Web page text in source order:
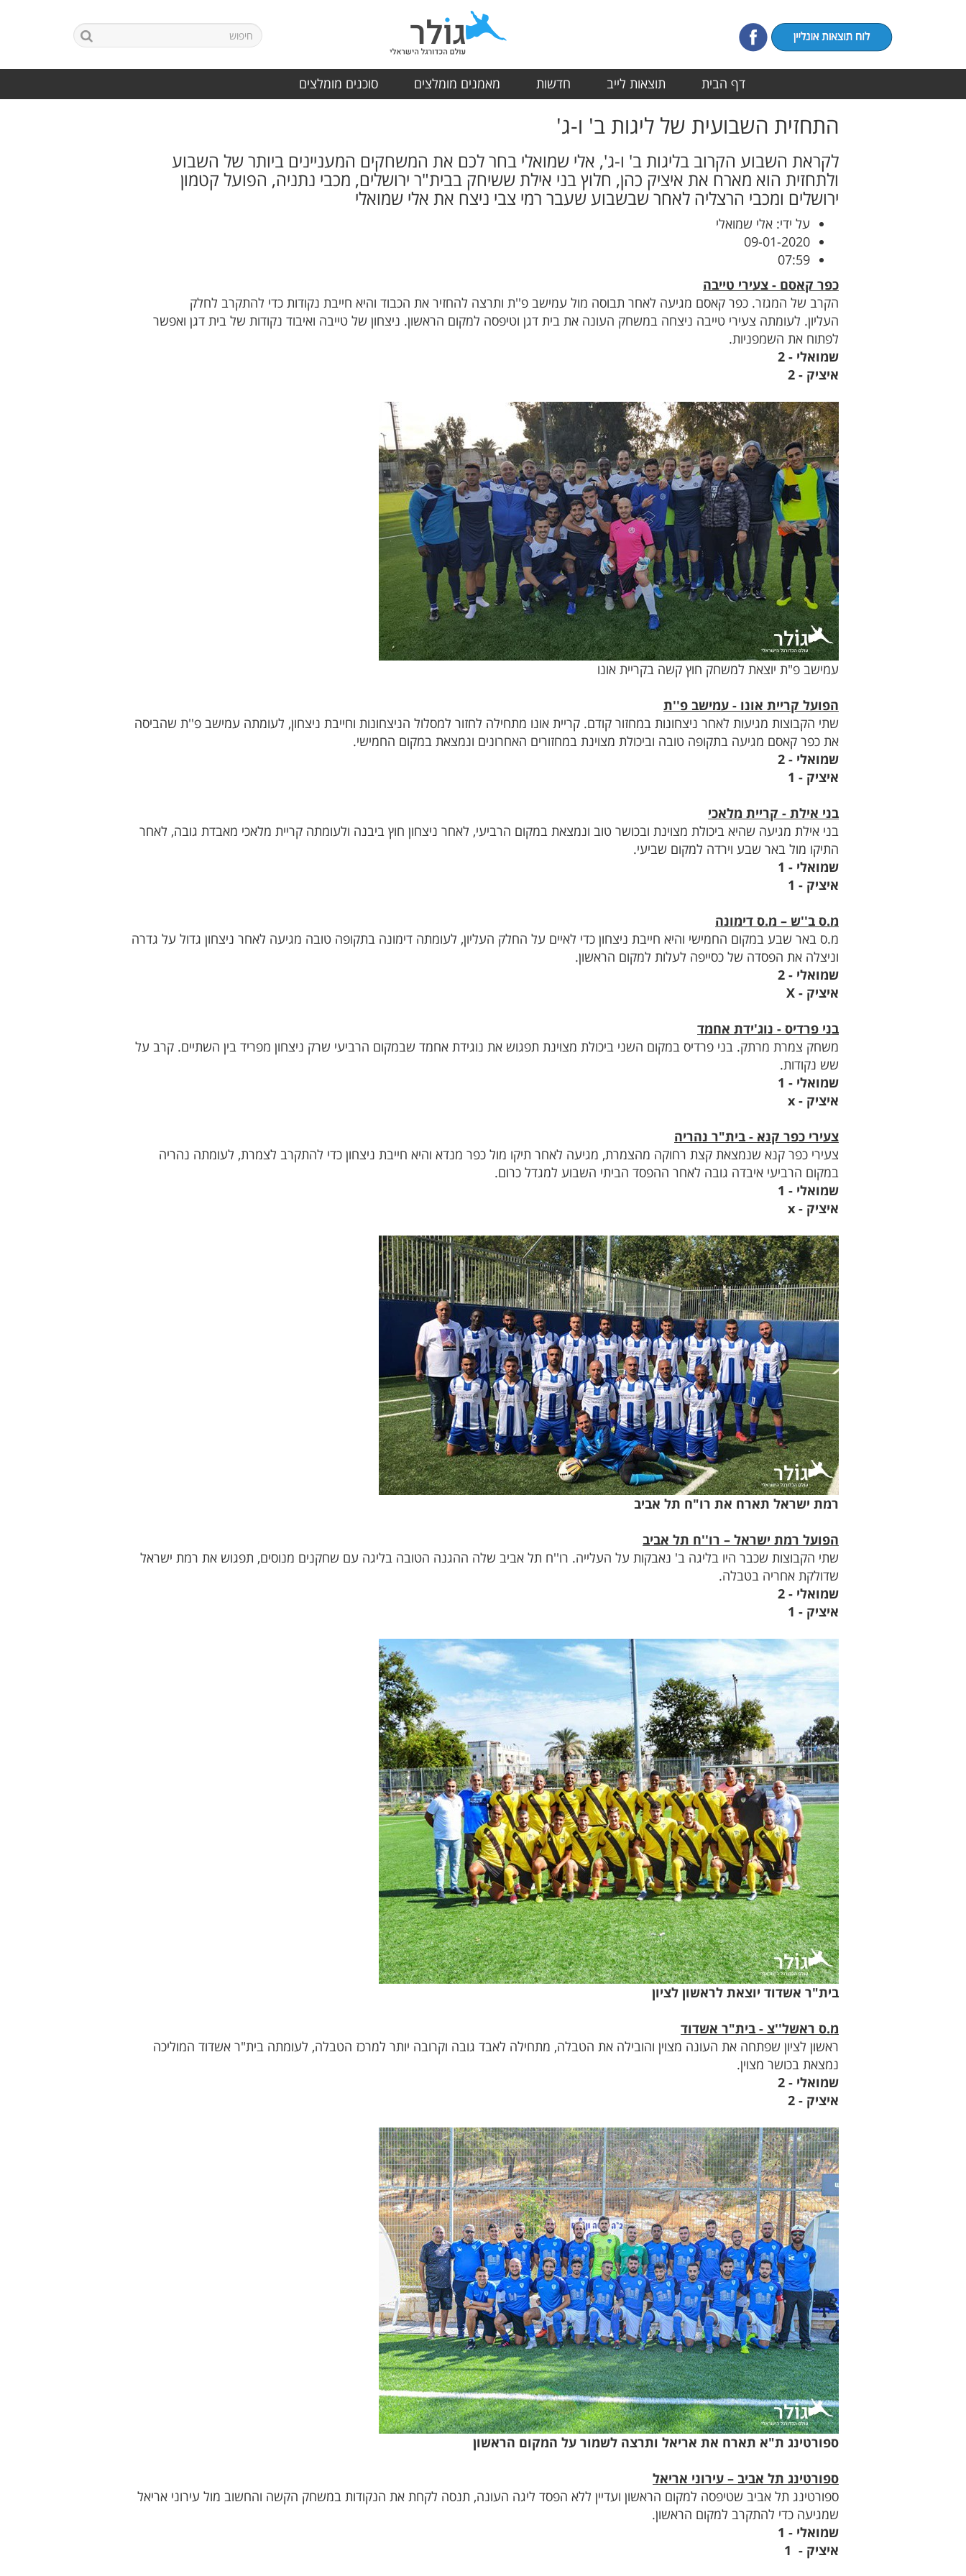
דף הבית תוצאות לייב חדשות מאמנים מומלצים סוכנים מומלצים
התחזית השבועית של ליגות ב' ו-ג'
לקראת השבוע הקרוב בליגות ב' ו-ג', אלי שמואלי בחר לכם את המשחקים המעניינים ביותר של השבוע
ולתחזית הוא מארח את איציק כהן, חלוץ בני אילת ששיחק בבית"ר ירושלים, מכבי נתניה, הפועל קטמון
ירושלים ומכבי הרצליה לאחר שבשבוע שעבר רמי צבי ניצח את אלי שמואלי
על ידי: אלי שמואלי
09-01-2020
07:59
כפר קאסם - צעירי טייבה
הקרב של המגזר. כפר קאסם מגיעה לאחר תבוסה מול עמישב פ''ת ותרצה להחזיר את הכבוד והיא חייבת נקודות כדי להתקרב לחלק
העליון. לעומתה צעירי טייבה ניצחה במשחק העונה את בית דגן וטיפסה למקום הראשון. ניצחון של טייבה ואיבוד נקודות של בית דגן ואפשר
לפתוח את השמפניות.
שמואלי - 2
איציק - 2
עמישב פ"ת יוצאת למשחק חוץ קשה בקריית אונו
הפועל קריית אונו - עמישב פ''ת
שתי הקבוצות מגיעות לאחר ניצחונות במחזור קודם. קריית אונו מתחילה לחזור למסלול הניצחונות וחייבת ניצחון, לעומתה עמישב פ''ת שהביסה
את כפר קאסם מגיעה בתקופה טובה וביכולת מצוינת במחזורים האחרונים ונמצאת במקום החמישי.
שמואלי - 2
איציק - 1
בני אילת - קריית מלאכי
בני אילת מגיעה שהיא ביכולת מצוינת ובכושר טוב ונמצאת במקום הרביעי, לאחר ניצחון חוץ ביבנה ולעומתה קריית מלאכי מאבדת גובה, לאחר
התיקו מול באר שבע וירדה למקום שביעי.
שמואלי - 1
איציק - 1
מ.ס ב''ש – מ.ס דימונה
מ.ס באר שבע במקום החמישי והיא חייבת ניצחון כדי לאיים על החלק העליון, לעומתה דימונה בתקופה טובה מגיעה לאחר ניצחון גדול על גדרה
וניצלה את הפסדה של כסייפה לעלות למקום הראשון.
שמואלי - 2
איציק - X
בני פרדיס - נוג'ידת אחמד
משחק צמרת מרתק. בני פרדיס במקום השני ביכולת מצוינת תפגוש את נוגידת אחמד שבמקום הרביעי שרק ניצחון מפריד בין השתיים. קרב על
שש נקודות.
שמואלי - 1
איציק - x
צעירי כפר קנא - בית"ר נהריה
צעירי כפר קנא שנמצאת קצת רחוקה מהצמרת, מגיעה לאחר תיקו מול כפר מנדא והיא חייבת ניצחון כדי להתקרב לצמרת, לעומתה נהריה
במקום הרביעי איבדה גובה לאחר ההפסד הביתי השבוע למגדל כרום.
שמואלי - 1
איציק - x
רמת ישראל תארח את רו"ח תל אביב
הפועל רמת ישראל – רו''ח תל אביב
שתי הקבוצות שכבר היו בליגה ב' נאבקות על העלייה. רו''ח תל אביב שלה ההגנה הטובה בליגה עם שחקנים מנוסים, תפגוש את רמת ישראל
שדולקת אחריה בטבלה.
שמואלי - 2
איציק - 1
בית"ר אשדוד יוצאת לראשון לציון
מ.ס ראשל''צ - בית"ר אשדוד
ראשון לציון שפתחה את העונה מצוין והובילה את הטבלה, מתחילה לאבד גובה וקרובה יותר למרכז הטבלה, לעומתה בית"ר אשדוד המוליכה
נמצאת בכושר מצוין.
שמואלי - 2
איציק - 2
ספורטינג ת"א תארח את אריאל ותרצה לשמור על המקום הראשון
ספורטינג תל אביב – עירוני אריאל
ספורטינג תל אביב שטיפסה למקום הראשון ועדיין ללא הפסד ליגה העונה, תנסה לקחת את הנקודות במשחק הקשה והחשוב מול עירוני אריאל
שמגיעה כדי להתקרב למקום הראשון.
שמואלי - 1
איציק - 1